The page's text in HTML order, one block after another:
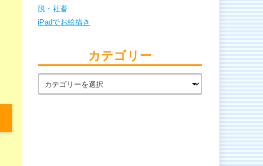
脱・社畜
iPadでお絵描き
カテゴリー